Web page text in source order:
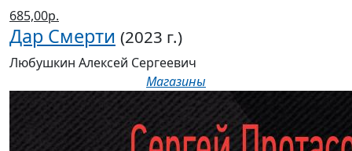
685,00р.
Дар Смерти (2023 г.)
Любушкин Алексей Сергеевич
Магазины